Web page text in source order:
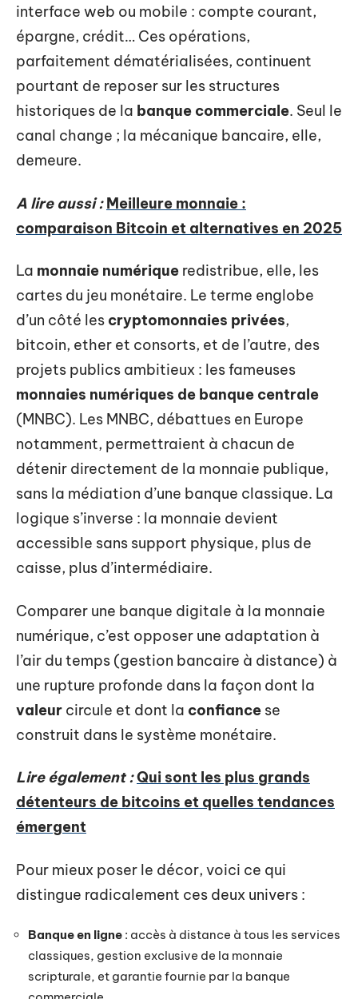
interface web ou mobile : compte courant,
épargne, crédit… Ces opérations,
parfaitement dématérialisées, continuent
pourtant de reposer sur les structures
historiques de la banque commerciale. Seul le
canal change ; la mécanique bancaire, elle,
demeure.
A lire aussi : Meilleure monnaie :
comparaison Bitcoin et alternatives en 2025
La monnaie numérique redistribue, elle, les
cartes du jeu monétaire. Le terme englobe
d’un côté les cryptomonnaies privées,
bitcoin, ether et consorts, et de l’autre, des
projets publics ambitieux : les fameuses
monnaies numériques de banque centrale
(MNBC). Les MNBC, débattues en Europe
notamment, permettraient à chacun de
détenir directement de la monnaie publique,
sans la médiation d’une banque classique. La
logique s’inverse : la monnaie devient
accessible sans support physique, plus de
caisse, plus d’intermédiaire.
Comparer une banque digitale à la monnaie
numérique, c’est opposer une adaptation à
l’air du temps (gestion bancaire à distance) à
une rupture profonde dans la façon dont la
valeur circule et dont la confiance se
construit dans le système monétaire.
Lire également :Qui sont les plus grands
détenteurs de bitcoins et quelles tendances
émergent
Pour mieux poser le décor, voici ce qui
distingue radicalement ces deux univers :
Banque en ligne : accès à distance à tous les services
classiques, gestion exclusive de la monnaie
scripturale, et garantie fournie par la banque